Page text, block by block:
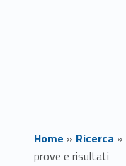
Home » Ricerca »
prove e risultati